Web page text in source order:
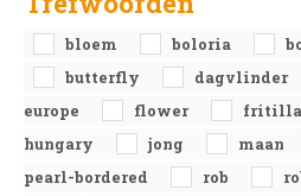
bloem boloria
butterfly
dagvlinder
europe
flower
hungary
jong maan
pearl-bordered
rob